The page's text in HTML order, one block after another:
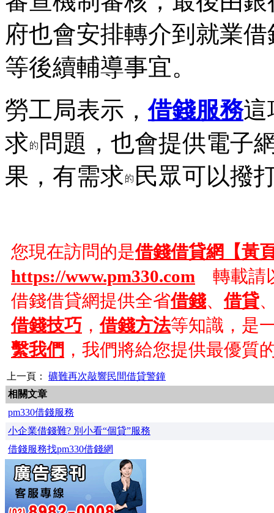
府也會安排轉介到就業
等後續輔導事宜。
勞工局表示，借錢服務這
求 問題，也會提供電子
果，有需求 民眾可以撥
您現在訪問的是借錢借貸網【黃
https://www.pm330.com 轉載請
借錢借貸網提供全省借錢、借貸
借錢技巧 ，借錢方法等知識，是
繫我們 ，我們將給您提供最優質
上一頁： 礦難再次敲響民間借貸警鐘
相關文章
pm330借錢服務
小企業借錢難? 別小看“個貸”服務
借錢服務找pm330借錢網